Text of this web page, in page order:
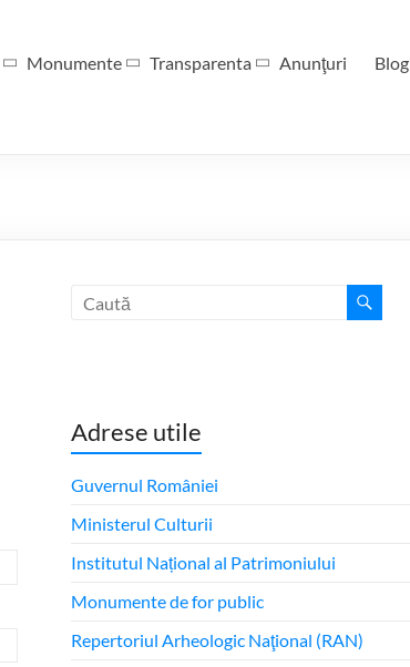
Monumente Transparenta Anunţuri Blog
Adrese utile
Guvernul României
Ministerul Culturii
Institutul Național al Patrimoniului
Monumente de for public
Repertoriul Arheologic Naţional (RAN)